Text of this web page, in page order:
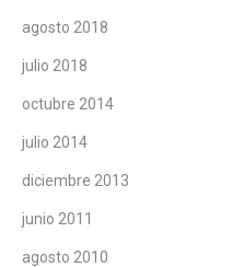
agosto 2018
julio 2018
octubre 2014
julio 2014
diciembre 2013
junio 2011
agosto 2010